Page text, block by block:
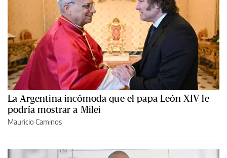
La Argentina incómoda que el papa León XIV le
podría mostrar a Milei
Mauricio Caminos